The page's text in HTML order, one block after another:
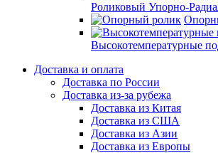
Роликовый Упорно-
Высокотемпературные
Доставка и оплата
Доставка по России
Доставка из-за рубежа
Доставка из Китая
Доставка из США
Доставка из Азии
Доставка из Европы